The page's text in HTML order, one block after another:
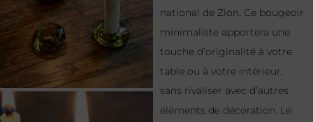
national de Zion. Ce bougeoir
minimaliste apportera une
touche d’originalité à votre
table ou à votre intérieur,
sans rivaliser avec d’autres
éléments de décoration. Le